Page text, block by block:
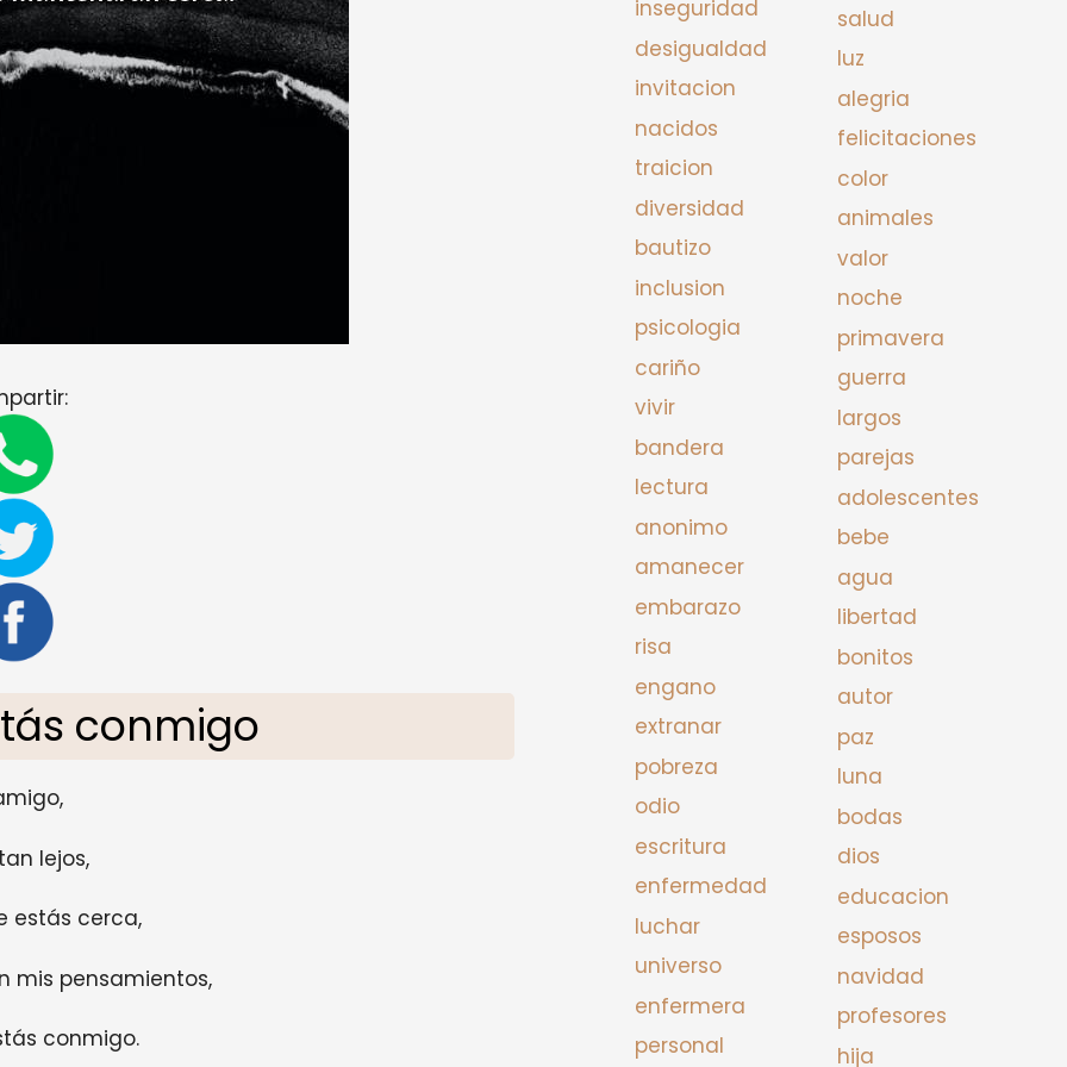
conmigo
lejos,
estás cerca,
mis pensamientos,
conmigo.
inseguridad
desigualdad
invitacion
nacidos
traicion
diversidad
bautizo
inclusion
psicologia
cariño
vivir
bandera
lectura
anonimo
amanecer
embarazo
risa
engano
extranar
pobreza
odio
escritura
enfermedad
luchar
universo
enfermera
personal
salud
luz
alegria
felicitaciones
color
animales
valor
noche
primavera
guerra
largos
parejas
adolescentes
bebe
agua
libertad
bonitos
autor
paz
luna
bodas
dios
educacion
esposos
navidad
profesores
hija